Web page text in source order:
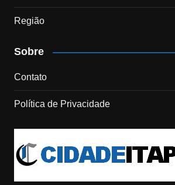
Região
Sobre
Contato
Política de Privacidade